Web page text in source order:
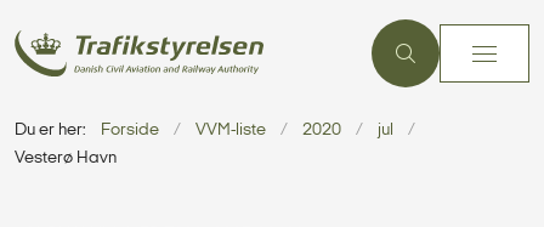
Du er her: Forside VVM-liste 2020
jul
Vesterø Havn